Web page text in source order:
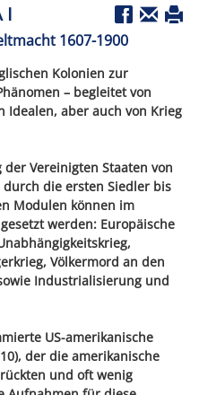
I
1607-1900
Kolonien zur
– begleitet von
Idealen, aber auch von Krieg
Vereinigten Staaten von
die ersten Siedler bis
Modulen können im
werden: Europäische
Völkermord an den
Industrialisierung und
US-amerikanische
der die amerikanische
und oft wenig